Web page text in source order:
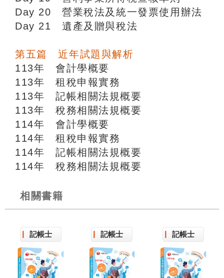
Day 20 營業稅法及統一發票使用辦法
Day 21 遺產及贈與稅法
第五篇 近年試題與解析
113年 會計學概要
113年 租稅申報實務
113年 記帳相關法規概要
113年 稅務相關法規概要
114年 會計學概要
114年 租稅申報實務
114年 記帳相關法規概要
114年 稅務相關法規概要
相關書籍
記帳士 記帳士 記帳士